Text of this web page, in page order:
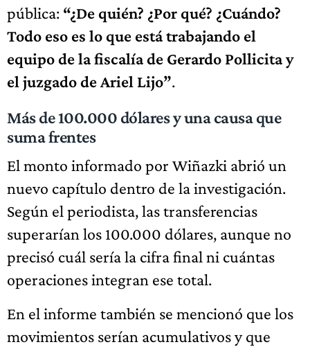
pública: “¿De quién? ¿Por qué? ¿Cuándo?
Todo eso es lo que está trabajando el
equipo de la fiscalía de Gerardo Pollicita y
el juzgado de Ariel Lijo”.
Más de 100.000 dólares y una causa que
suma frentes
El monto informado por Wiñazki abrió un
nuevo capítulo dentro de la investigación.
Según el periodista, las transferencias
superarían los 100.000 dólares, aunque no
precisó cuál sería la cifra final ni cuántas
operaciones integran ese total.
En el informe también se mencionó que los
movimientos serían acumulativos y que